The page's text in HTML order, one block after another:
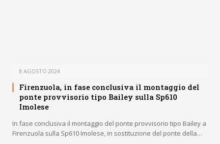
8 AGOSTO 2024
Firenzuola, in fase conclusiva il montaggio del
ponte provvisorio tipo Bailey sulla Sp610
Imolese
In fase conclusiva il montaggio del ponte provvisorio tipo Bailey a
Firenzuola sulla Sp610 Imolese, in sostituzione del ponte della…